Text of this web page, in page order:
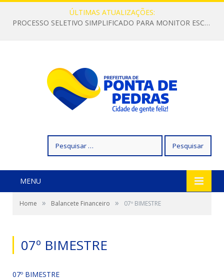
ÚLTIMAS ATUALIZAÇÕES:
PROCESSO SELETIVO SIMPLIFICADO PARA MONITOR ESCOLAR
por:
MENU
Home » Balancete Financeiro » 07º BIMESTRE
07º BIMESTRE
07º BIMESTRE